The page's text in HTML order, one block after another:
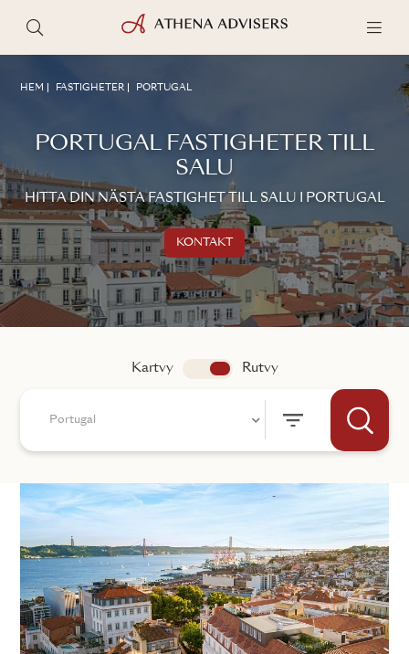
HEM FASTIGHETER PORTUGAL
PORTUGAL FASTIGHETER TILL
SALU
HITTA DIN NÄSTA FASTIGHET TILL SALU I PORTUGAL
KONTAKT
Kontakta oss
+44
SKICKA
Kartvy app.search.view
Rutvy
Portugal